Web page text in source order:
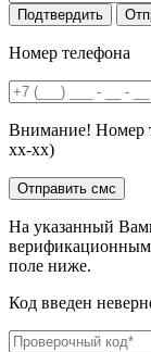
Номер телефона
Внимание! Номер
хх-хх)
На указанный
верификационным
поле ниже.
Код введен